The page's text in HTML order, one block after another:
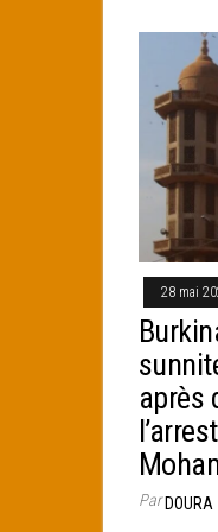
28 mai
après
ParDOURA